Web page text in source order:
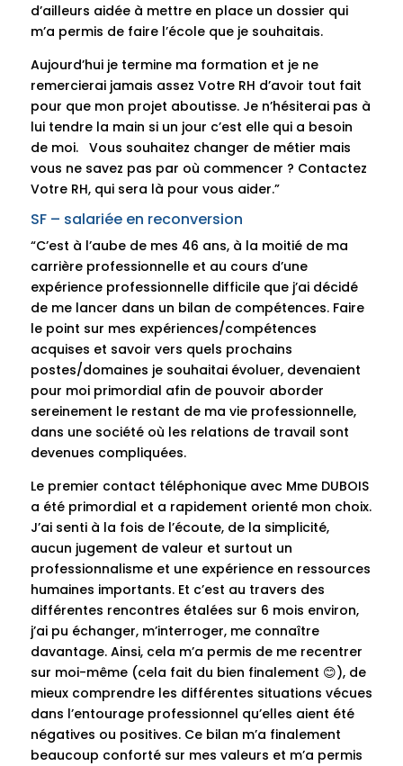
d’ailleurs aidée à mettre en place un dossier qui
m’a permis de faire l’école que je souhaitais.
Aujourd’hui je termine ma formation et je ne
remercierai jamais assez Votre RH d’avoir tout fait
pour que mon projet aboutisse. Je n’hésiterai pas à
lui tendre la main si un jour c’est elle qui a besoin
de moi. Vous souhaitez changer de métier mais
vous ne savez pas par où commencer ? Contactez
Votre RH, qui sera là pour vous aider.”
SF – salariée en reconversion
“C’est à l’aube de mes 46 ans, à la moitié de ma
carrière professionnelle et au cours d’une
expérience professionnelle difficile que j’ai décidé
de me lancer dans un bilan de compétences. Faire
le point sur mes expériences/compétences
acquises et savoir vers quels prochains
postes/domaines je souhaitai évoluer, devenaient
pour moi primordial afin de pouvoir aborder
sereinement le restant de ma vie professionnelle,
dans une société où les relations de travail sont
devenues compliquées.
Le premier contact téléphonique avec Mme DUBOIS
a été primordial et a rapidement orienté mon choix.
J’ai senti à la fois de l’écoute, de la simplicité,
aucun jugement de valeur et surtout un
professionnalisme et une expérience en ressources
humaines importants. Et c’est au travers des
différentes rencontres étalées sur 6 mois environ,
j’ai pu échanger, m’interroger, me connaître
davantage. Ainsi, cela m’a permis de me recentrer
sur moi-même (cela fait du bien finalement 😊), de
mieux comprendre les différentes situations vécues
dans l’entourage professionnel qu’elles aient été
négatives ou positives. Ce bilan m’a finalement
beaucoup conforté sur mes valeurs et m’a permis